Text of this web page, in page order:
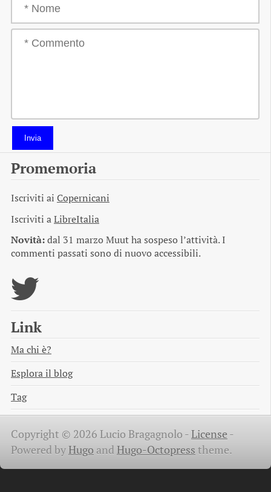
Invia
Promemoria
Iscriviti ai Copernicani
Iscriviti aLibreItalia
Novità:dal 31 marzo Muut ha sospeso l’attività. I
commenti passati sono di nuovo accessibili.
Link
Ma chi è?
Esplora il blog
Tag
Copyright © 2026 Lucio Bragagnolo -License -
Powered byHugo and Hugo-Octopress theme.